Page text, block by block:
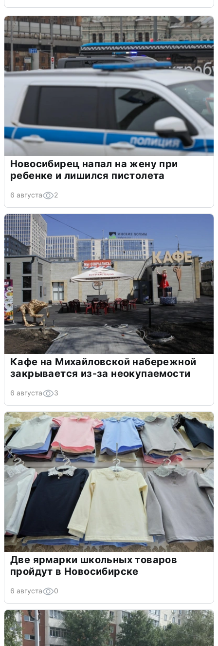
Новосибирец напал на жену при
ребенке и лишился пистолета
6 августа 2
Кафе на Михайловской набережной
закрывается из-за неокупаемости
6 августа 3
Две ярмарки школьных товаров
пройдут в Новосибирске
6 августа 0